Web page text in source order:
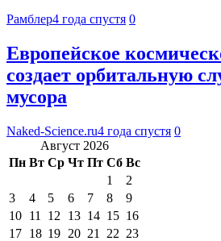
Рамблер4 года спустя 0
Европейское
создает орбитальную
мусора
Naked-Science.ru4 года спустя 0
Август 2026
Пн Вт Ср Чт Пт Сб Вс
1
2
3
4 5 6 7 8
9
10 11 12 13 14 15 16
17 18 19 20 21 22 23